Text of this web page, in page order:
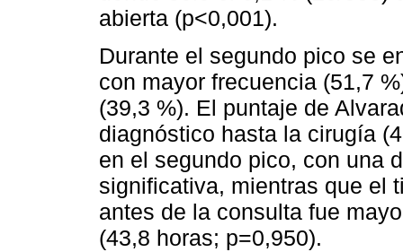
abierta (p<0,001).
Durante el segundo pico se
con mayor frecuencia (51,7
(39,3 %). El puntaje de
diagnóstico hasta la cirugía
en el segundo pico, con una
significativa, mientras que el
antes de la consulta fue
(43,8 horas; p=0,950).